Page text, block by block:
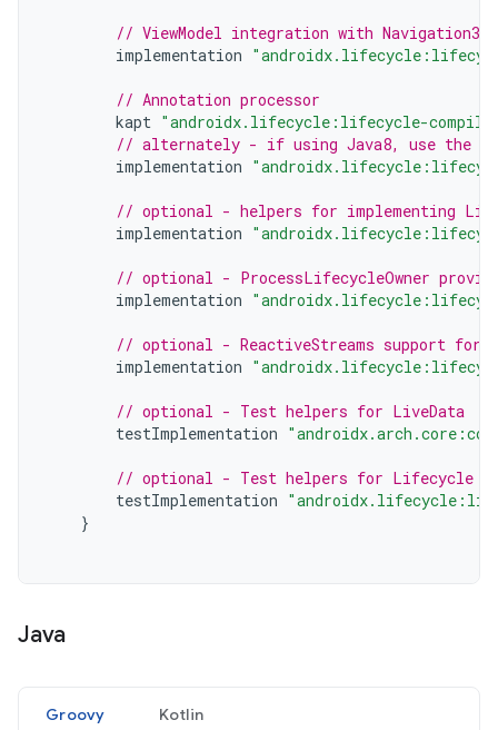
// ViewModel integration with Navigation3
implementation
// Annotation processor
kapt "androidx.lifecycle:lifecycle-
// alternately - if using Java8, use the
implementation
// optional - helpers for implementing
implementation
// optional - ProcessLifecycleOwner
implementation
// optional - ReactiveStreams support for
implementation
// optional - Test helpers for LiveData
testImplementation
// optional - Test helpers for Lifecycle
testImplementation
}
Java
Groovy Kotlin